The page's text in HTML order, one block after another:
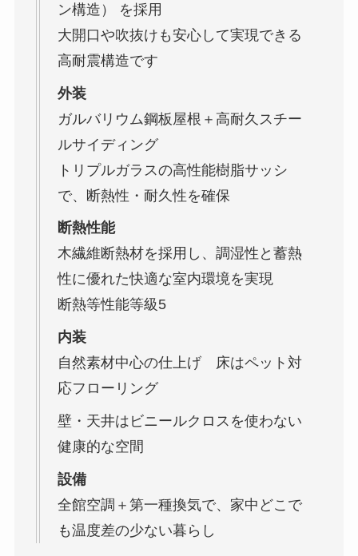
ン構造） を採用
大開口や吹抜けも安心して実現できる
高耐震構造です
外装
ガルバリウム鋼板屋根＋高耐久スチー
ルサイディング
トリプルガラスの高性能樹脂サッシ
で、断熱性・耐久性を確保
断熱性能
木繊維断熱材を採用し、調湿性と蓄熱
性に優れた快適な室内環境を実現
断熱等性能等級5
内装
自然素材中心の仕上げ 床はペット対
応フローリング
壁・天井はビニールクロスを使わない
健康的な空間
設備
全館空調＋第一種換気で、家中どこで
も温度差の少ない暮らし